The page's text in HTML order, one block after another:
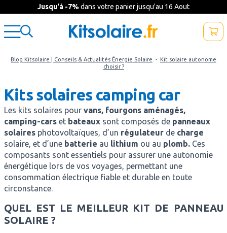
Jusqu'à -7% dans votre panier jusqu'au 16 Aout
Blog Kitsolaire | Conseils & Actualités Énergie Solaire - Kit solaire autonome
choisir ?
Kits solaires camping car
Les kits solaires pour vans, fourgons aménagés,
camping-carset bateauxsont composés de panneaux
solairesphotovoltaïques, d’un régulateurde charge
solaire, et d’une batterie au lithium ou au plomb.Ces
composants sont essentiels pour assurer une autonomie
énergétique lors de vos voyages, permettant une
consommation électrique fiable et durable en toute
circonstance.
QUEL EST LE MEILLEUR KIT DE PANNEAU
SOLAIRE ?